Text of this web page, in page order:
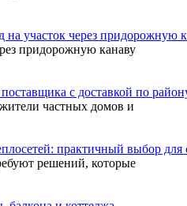
на участок через придорожную
придорожную канаву
с доставкой по
частных домов и
практичный выбор для
решений, которые